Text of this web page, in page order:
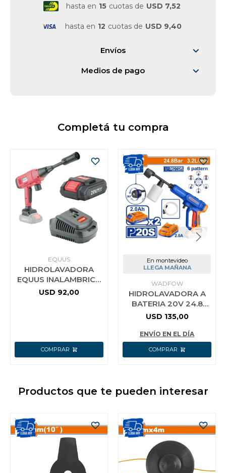
hasta en 15 cuotas de USD 7,52
hasta en 12 cuotas de USD 9,40
Envíos
Medios de pago
Completá tu compra
EQUUS
HIDROLAVADORA
EQUUS INALAMBRICA
CON CARGADOR 20V
USD 92,00
En montevideo
LLEGA MAÑANA
WADFOW
HIDROLAVADORA A
BATERIA 20V 24.8
BAR 32L/MIN + ACCES
WADFOW
USD 135,00
ENVÍO EN EL DÍA
Productos que te pueden interesar